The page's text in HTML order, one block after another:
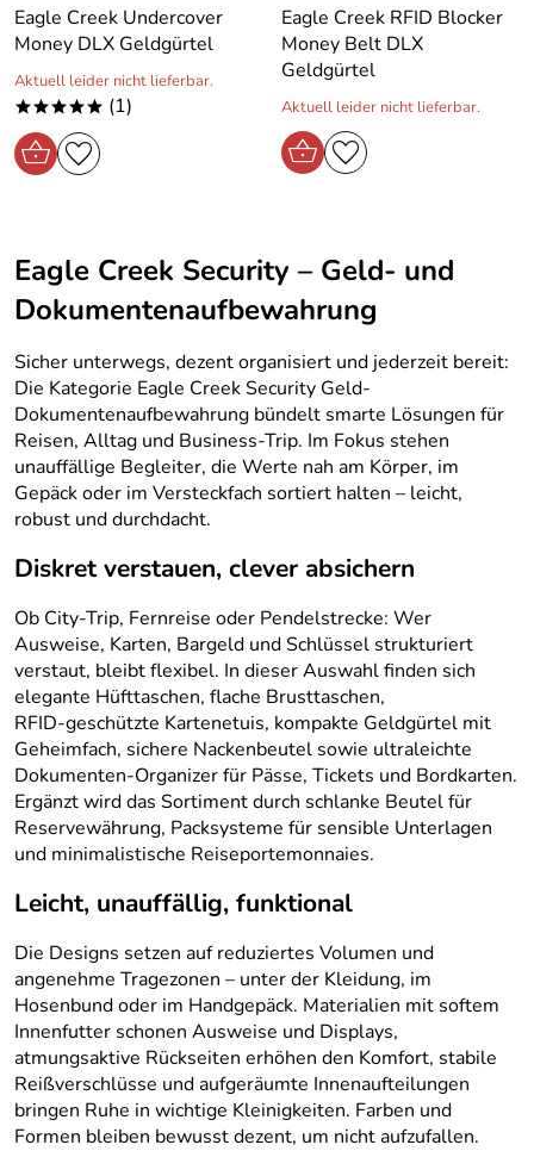
Eagle Creek Undercover
Money DLX Geldgürtel
Aktuell leider nicht lieferbar.
***** (1)
Eagle Creek RFID Blocker
Money Belt DLX
Geldgürtel
Aktuell leider nicht lieferbar.
Eagle Creek Security – Geld- und
Dokumentenaufbewahrung
Sicher unterwegs, dezent organisiert und jederzeit bereit:
Die Kategorie Eagle Creek Security Geld-
Dokumentenaufbewahrung bündelt smarte Lösungen für
Reisen, Alltag und Business-Trip. Im Fokus stehen
unauffällige Begleiter, die Werte nah am Körper, im
Gepäck oder im Versteckfach sortiert halten – leicht,
robust und durchdacht.
Diskret verstauen, clever absichern
Ob City-Trip, Fernreise oder Pendelstrecke: Wer
Ausweise, Karten, Bargeld und Schlüssel strukturiert
verstaut, bleibt flexibel. In dieser Auswahl finden sich
elegante Hüfttaschen, flache Brusttaschen,
RFID‑geschützte Kartenetuis, kompakte Geldgürtel mit
Geheimfach, sichere Nackenbeutel sowie ultraleichte
Dokumenten-Organizer für Pässe, Tickets und Bordkarten.
Ergänzt wird das Sortiment durch schlanke Beutel für
Reservewährung, Packsysteme für sensible Unterlagen
und minimalistische Reiseportemonnaies.
Leicht, unauffällig, funktional
Die Designs setzen auf reduziertes Volumen und
angenehme Tragezonen – unter der Kleidung, im
Hosenbund oder im Handgepäck. Materialien mit softem
Innenfutter schonen Ausweise und Displays,
atmungsaktive Rückseiten erhöhen den Komfort, stabile
Reißverschlüsse und aufgeräumte Innenaufteilungen
bringen Ruhe in wichtige Kleinigkeiten. Farben und
Formen bleiben bewusst dezent, um nicht aufzufallen.